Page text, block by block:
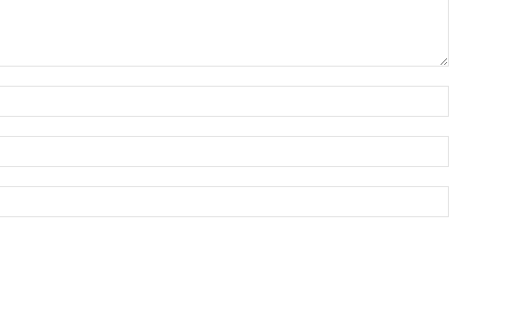
electrónico:*
web: